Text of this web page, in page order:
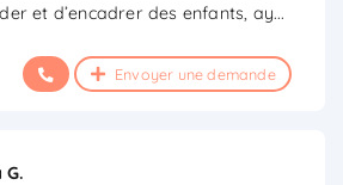
et d’encadrer des enfants, ay...
Envoyer une demande
G.